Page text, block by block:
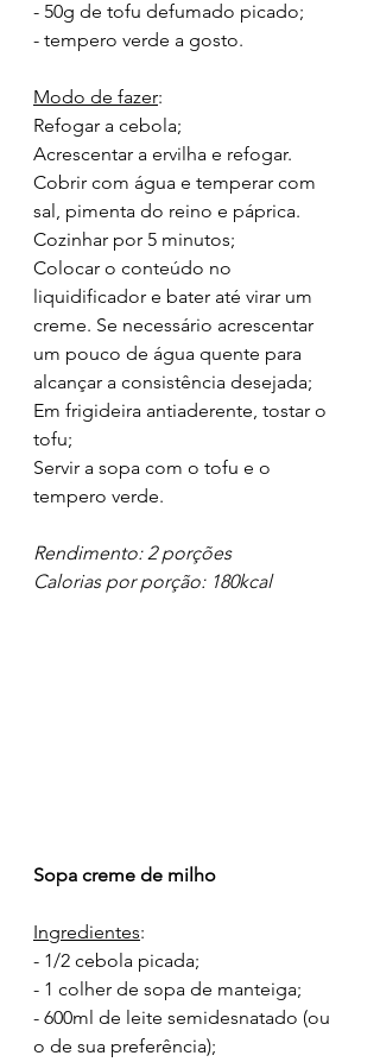
- 50g de tofu defumado picado;
- tempero verde a gosto.
Modo de fazer:
Refogar a cebola;
Acrescentar a ervilha e refogar.
Cobrir com água e temperar com
sal, pimenta do reino e páprica.
Cozinhar por 5 minutos;
Colocar o conteúdo no
liquidificador e bater até virar um
creme. Se necessário acrescentar
um pouco de água quente para
alcançar a consistência desejada;
Em frigideira antiaderente, tostar o
tofu;
Servir a sopa com o tofu e o
tempero verde.
Rendimento: 2 porções
Calorias por porção: 180kcal
Sopa creme de milho
Ingredientes:
- 1/2 cebola picada;
- 1 colher de sopa de manteiga;
- 600ml de leite semidesnatado (ou
o de sua preferência);